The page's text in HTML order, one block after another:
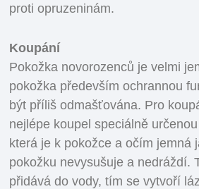
proti opruzeninám.
Koupání
Pokožka novorozenců je velmi
pokožka především ochrannou
být příliš odmašťována. Pro
nejlépe koupel speciálně
která je k pokožce a očím jemná
pokožku nevysušuje a nedráždí.
přidává do vody, tím se vytvoří